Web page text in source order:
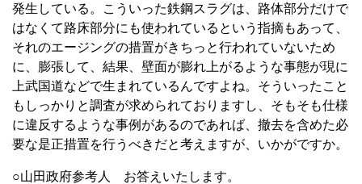
発生している。こういった鉄鋼スラグは、路体部分だけで
はなくて路床部分にも使われているという指摘もあって、
それのエージングの措置がきちっと行われていないため
に、膨張して、結果、壁面が膨れ上がるような事態が現に
上武国道などで生まれているんですよね。そういったこと
もしっかりと調査が求められておりますし、そもそも仕様
に違反するような事例があるのであれば、撤去を含めた必
要な是正措置を行うべきだと考えますが、いかがですか。
○山田政府参考人 お答えいたします。